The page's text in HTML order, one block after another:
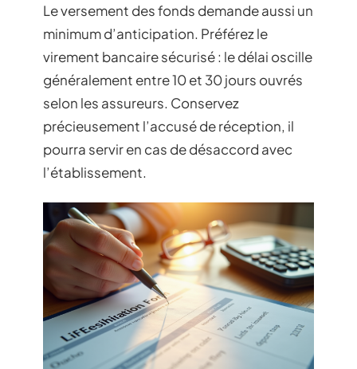
Le versement des fonds demande aussi un
minimum d’anticipation. Préférez le
virement bancaire sécurisé : le délai oscille
généralement entre 10 et 30 jours ouvrés
selon les assureurs. Conservez
précieusement l’accusé de réception, il
pourra servir en cas de désaccord avec
l’établissement.